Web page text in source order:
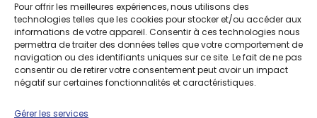
Pour offrir les meilleures expériences, nous utilisons des
technologies telles que les cookies pour stocker et/ou accéder aux
informations de votre appareil. Consentir à ces technologies nous
permettra de traiter des données telles que votre comportement de
navigation ou des identifiants uniques sur ce site. Le fait de ne pas
consentir ou de retirer votre consentement peut avoir un impact
négatif sur certaines fonctionnalités et caractéristiques.
Gérer les services
France, du moins la
majorité de ses étapes
de fabrication ?